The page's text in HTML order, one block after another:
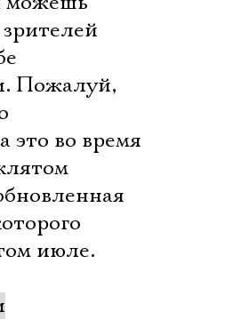
Пожалуй,
это во время
июле.